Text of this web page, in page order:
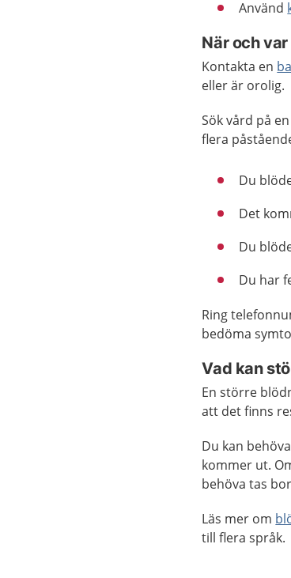
Använd
När och
Kontakta en
eller är orolig.
Sök vård på
flera
Du
Det
Du
Du har
Ring
bedöma
Vad kan
En större
att det finns
Du kan
kommer ut.
behöva tas
Läs mer om
till flera språk.